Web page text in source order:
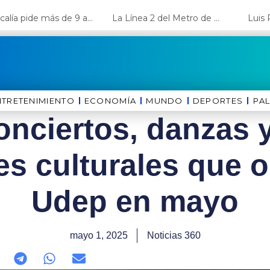
Fiscalía pide más de 9 años de cárcel para el diputado de oposición Harvey Colchado La Línea 2 del Metro de Lima y el Ramal 4 alcanzan un avance del 80%
ECONOMÍA MUNDO DEPORTES
danzas
culturales que
Udep en mayo
mayo 1, 2025 Noticias 360